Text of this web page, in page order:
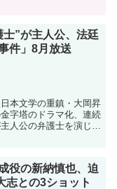
”が主人公、法廷
件」8月放送
本文学の重鎮・大岡昇
字塔のドラマ化、連続
人公の弁護士を演じ
役の新納慎也、迫
志との3ショット